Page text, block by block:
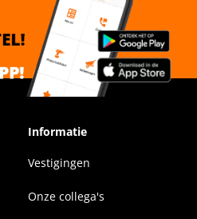
Informatie
Vestigingen
Onze collega's